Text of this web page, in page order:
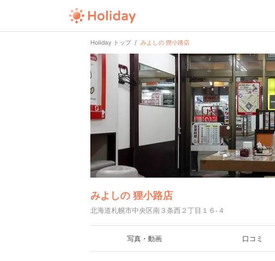
Holiday トップ みよしの 狸小路店
みよしの 狸小路店
北海道札幌市中央区南３条西２丁目１６-４
写真・動画 口コミ